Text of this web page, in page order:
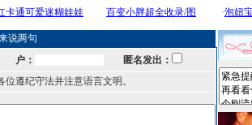
说两句
户：
匿名发出：
位遵纪守法并注意语言文明。